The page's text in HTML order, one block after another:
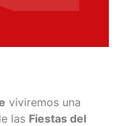
viviremos una
las Fiestas del